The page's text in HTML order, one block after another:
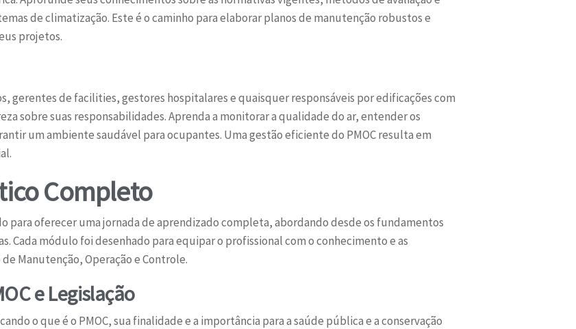
de climatização. Este é o caminho para elaborar planos de manutenção robustos e
projetos.
gerentes de facilities, gestores hospitalares e quaisquer responsáveis por edificações com
sobre suas responsabilidades. Aprenda a monitorar a qualidade do ar, entender os
um ambiente saudável para ocupantes. Uma gestão eficiente do PMOC resulta em
Completo
oferecer uma jornada de aprendizado completa, abordando desde os fundamentos
Cada módulo foi desenhado para equipar o profissional com o conhecimento e as
Manutenção, Operação e Controle.
e Legislação
o que é o PMOC, sua finalidade e a importância para a saúde pública e a conservação